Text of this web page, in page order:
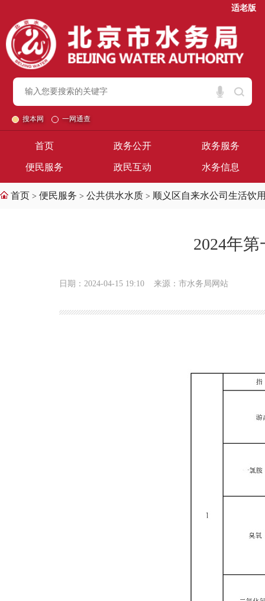
适老版
搜本网 一网通查
首页 政务公开 政务服务
便民服务 政民互动 水务信息
首页 > 便民服务 > 公共供水水质 > 顺义区自来水公司生活饮
2024年
日期：2024-04-15 19:10 来源：市水务局网站